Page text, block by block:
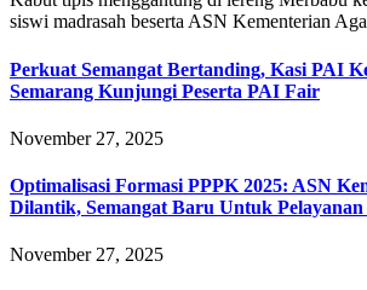
siswi madrasah beserta ASN Kementerian
Perkuat Semangat Bertanding, Kasi PAI
Semarang Kunjungi Peserta PAI Fair
November 27, 2025
Optimalisasi Formasi PPPK 2025: ASN
Dilantik, Semangat Baru Untuk
November 27, 2025